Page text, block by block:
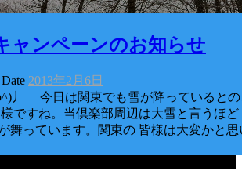
ャンペーンのお知らせ
Date 2013年2月6日
丿 今日は関東でも雪が降っているとの
ですね。当倶楽部周辺は大雪と言うほ
舞っています。関東の 皆様は大変かと